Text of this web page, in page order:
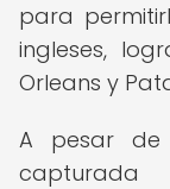
para
ingleses,
Orleans y
A pesar de